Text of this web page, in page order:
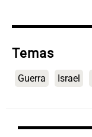
Temas
Guerra Israel